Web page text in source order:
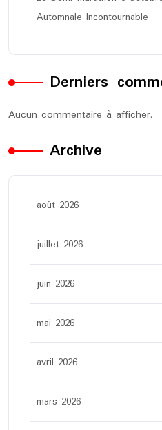
Automnale Incontournable
Derniers
Aucun commentaire à afficher.
Archive
août 2026
juillet 2026
juin 2026
mai 2026
avril 2026
mars 2026